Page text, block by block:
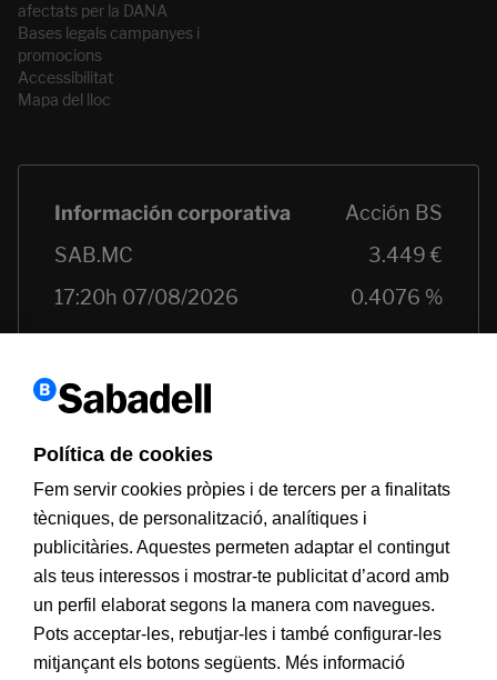
afectats per la DANA
Bases legals campanyes i
promocions
Accessibilitat
Mapa del lloc
Informació a clients PSD2
MIFID
Documentació PRIIPS
Avís legalPolítica de cookies
Atenció al client
Política de cookies
Fem servir cookies pròpies i de tercers per a finalitats
tècniques, de personalització, analítiques i
publicitàries. Aquestes permeten adaptar el contingut
als teus interessos i mostrar-te publicitat d’acord amb
un perfil elaborat segons la manera com navegues.
Pots acceptar-les, rebutjar-les i també configurar-les
mitjançant els botons següents. Més informació